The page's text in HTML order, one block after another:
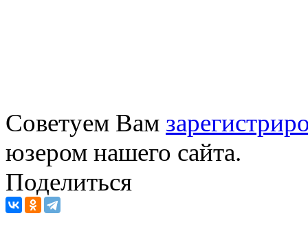
Советуем Вам
юзером нашего сайта.
Поделиться